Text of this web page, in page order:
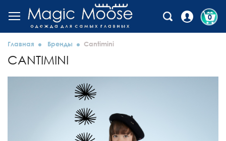
0
Главная Бренды Cantimini
CANTIMINI